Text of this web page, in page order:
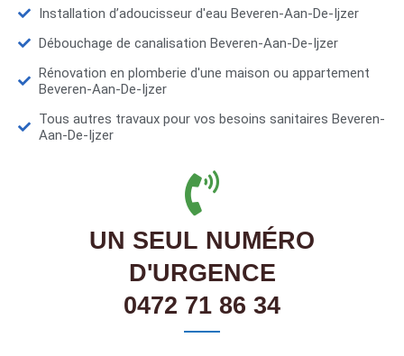
Installation d’adoucisseur d'eau Beveren-Aan-De-Ijzer
Débouchage de canalisation Beveren-Aan-De-Ijzer
Rénovation en plomberie d'une maison ou appartement
Beveren-Aan-De-Ijzer
Tous autres travaux pour vos besoins sanitaires Beveren-
Aan-De-Ijzer
UN SEUL NUMÉRO
D'URGENCE
0472 71 86 34